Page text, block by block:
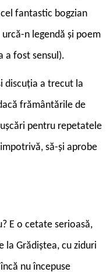
fantastic bogzian
n legendă și poem
a fost sensul).
discuția a trecut la
frământările de
pentru repetatele
să-și aprobe
E o cetate serioasă,
la Grădiștea, cu ziduri
nu începuse